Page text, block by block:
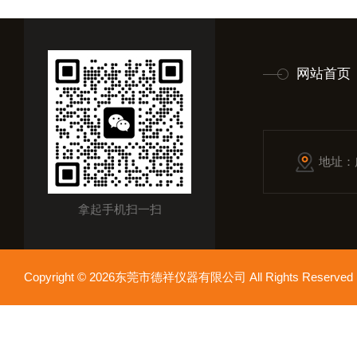
拿起手机扫一扫
网站首页
地址
Copyright © 2026东莞市德祥仪器有限公司 All Rights